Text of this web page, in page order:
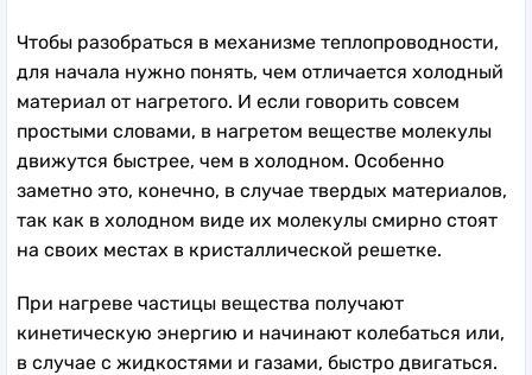
Чтобы разобраться в механизме теплопроводности,
для начала нужно понять, чем отличается холодный
материал от нагретого. И если говорить совсем
простыми словами, в нагретом веществе молекулы
движутся быстрее, чем в холодном. Особенно
заметно это, конечно, в случае твердых материалов,
так как в холодном виде их молекулы смирно стоят
на своих местах в кристаллической решетке.
При нагреве частицы вещества получают
кинетическую энергию и начинают колебаться или,
в случае с жидкостями и газами, быстро двигаться.